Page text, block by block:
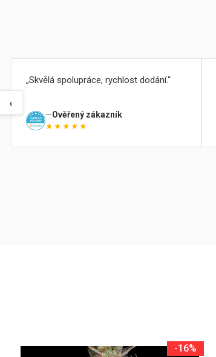
‹
Skvělá spolupráce, rychlost dodání.
Ověřený zákazník
★★★★★
-16%